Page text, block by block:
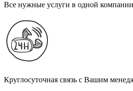
Все нужные услуги в одной компании
Круглосуточная связь с Вашим